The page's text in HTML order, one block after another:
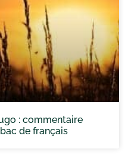
: commentaire
de français